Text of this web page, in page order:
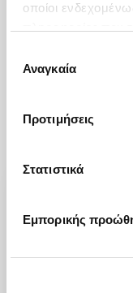
οποίοι
χρήση των
συγκατάθεσης
Αναγκαία
Προτιμήσεις
Στατιστικά
Εμπορικής
ΟΙ ΜΗΝΕΣ ΜΕ
ΙΑΝΟΥΑΡΙΟΣ
ΩΡΕΣ ΛΕΙΤΟΥΡΓΙΑΣ
Σάββατο: 09:00 με